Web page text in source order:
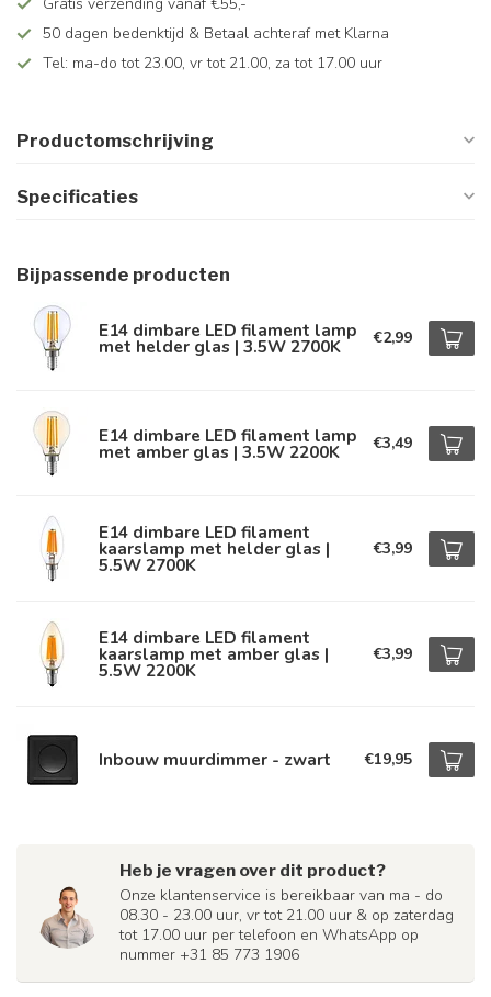
50 dagen bedenktijd & Betaal achteraf met Klarna
Tel: ma-do tot 23.00, vr tot 21.00, za tot 17.00 uur
Productomschrijving
Specificaties
Bijpassende producten
E14 dimbare LED filament lamp
met helder glas | 3.5W 2700K €2,99
E14 dimbare LED filament lamp
met amber glas | 3.5W 2200K €3,49
E14 dimbare LED filament
kaarslamp met helder glas |
5.5W 2700K
€3,99
E14 dimbare LED filament
kaarslamp met amber glas |
5.5W 2200K
€3,99
Inbouw muurdimmer - zwart €19,95
Heb je vragen over dit product?
Onze klantenservice is bereikbaar van ma - do
08.30 - 23.00 uur, vr tot 21.00 uur & op zaterdag
tot 17.00 uur per telefoon en WhatsApp op
nummer +31 85 773 1906